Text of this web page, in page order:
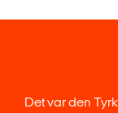
Det var den